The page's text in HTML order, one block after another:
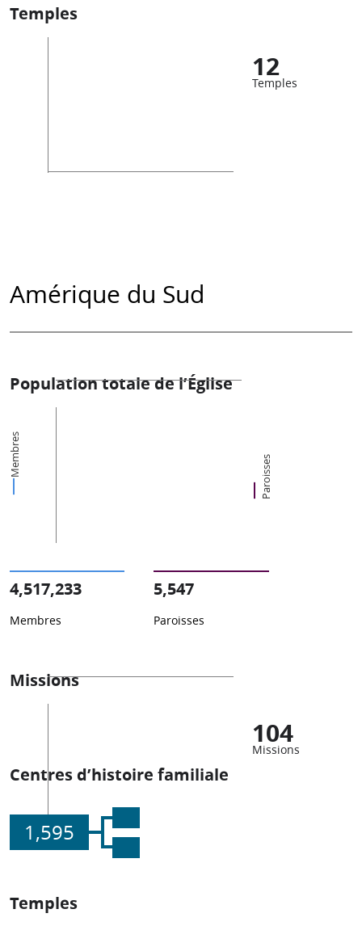
Temples
12
Temples
Amérique du Sud
Population totale de l’Église
Membres Paroisses
4,517,233
Membres
5,547
Paroisses
Missions
104
Missions
Centres d’histoire familiale
1,595
Temples